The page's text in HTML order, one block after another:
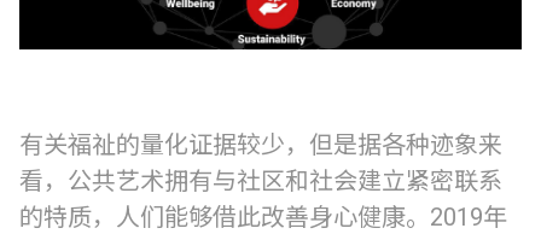
有关福祉的量化证据较少，但是据各种迹象来
看，公共艺术拥有与社区和社会建立紧密联系
的特质，人们能够借此改善身心健康。2019年